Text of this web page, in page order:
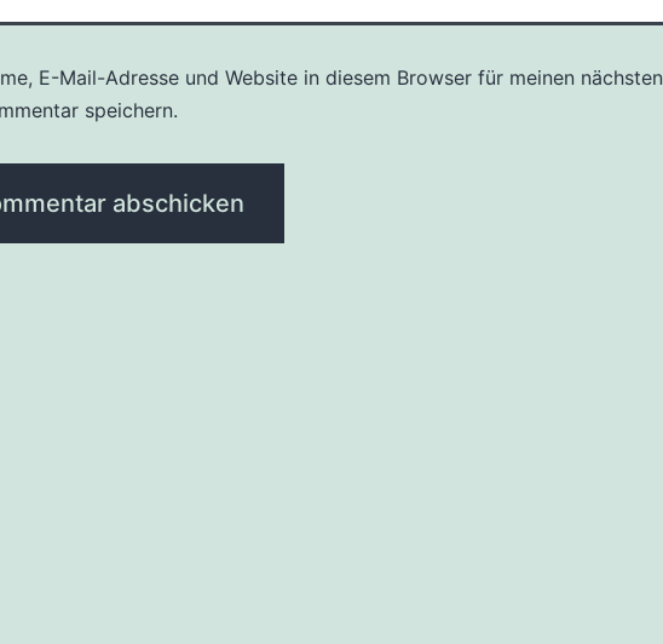
E-Mail-Adresse und Website in diesem Browser für meinen nächsten
speichern.